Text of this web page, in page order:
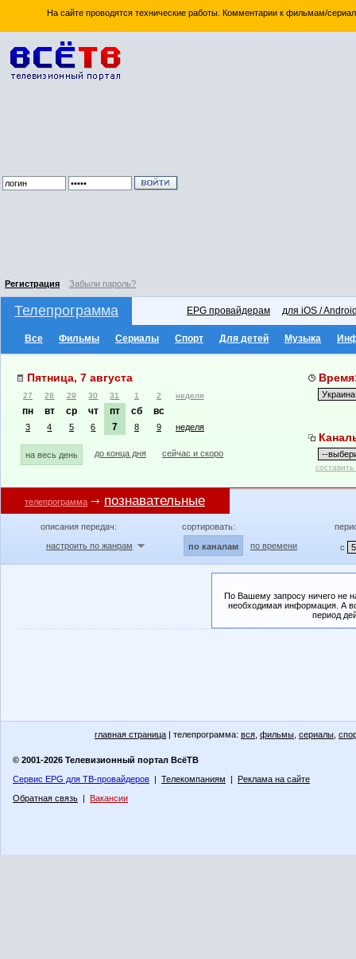
На сайте проводятся технические работы. Комментарии к фильмам/
Регистрация Забыли пароль?
Телепрограмма EPG провайдерам для iOS /
Все Фильмы Сериалы Спорт Для детей Музыка
Пятница, 7 августа
27 28 29 30 31 1 2 неделя
пн вт ср чт пт сб вс
3 4 5 6 7 8 9 неделя
на весь день до конца дня сейчас и скоро
телепрограмма познавательные
описания передач:
настроить по жанрам
сортировать:
по каналам по времени с
По Вашему запросу ничего не
необходимая информация. А
период
главная страница | телепрограмма: вся фильмы сериалы
© 2001-2026 Телевизионный портал ВсёТВ
Сервис EPG для ТВ-провайдеров | Телекомпаниям | Реклама на сайте
Обратная связь | Вакансии